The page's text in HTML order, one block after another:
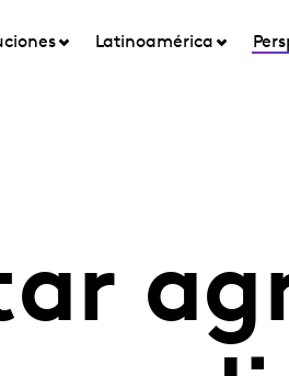
Latinoamérica